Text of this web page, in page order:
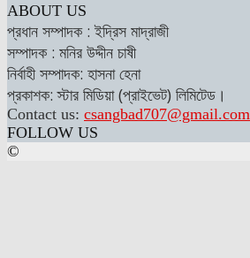
ABOUT US
প্রধান সম্পাদক : ইদ্রিস মাদ্রাজী
সম্পাদক : মনির উদ্দীন চাষী
নির্বাহী সম্পাদক: হাসনা হেনা
প্রকাশক: স্টার মিডিয়া (প্রাইভেট) লিমিটেড।
Contact us: csangbad707@gmail.com
FOLLOW US
©